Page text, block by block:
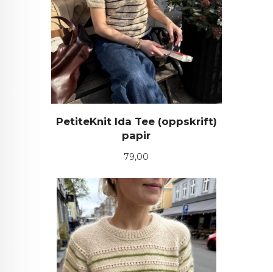
PetiteKnit Ida Tee (oppskrift)
papir
Pris
79,00